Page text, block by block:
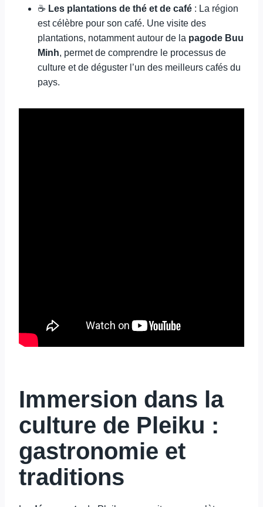
☕ Les plantations de thé et de café : La région
est célèbre pour son café. Une visite des
plantations, notamment autour de la pagode Buu
Minh, permet de comprendre le processus de
culture et de déguster l’un des meilleurs cafés du
pays.
Immersion dans la
culture de Pleiku :
gastronomie et
traditions